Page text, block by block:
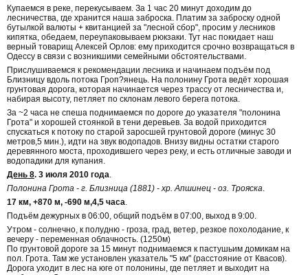
Купаемся в реке, перекусываем. За 1 час 20 минут доходим до
лесничества, где хранится наша заброска. Платим за заброску одной
бутылкой валюты + квитанцией за "лесной сбор", просим у лесников
кипятка, обедаем, переупаковываем рюкзаки. Тут нас покидает наш
верный товарищ Алексей Орлов: ему приходится срочно возвращаться в
Одессу в связи с возникшими семейными обстоятельствами.
Прислушиваемся к рекомендации лесника и начинаем подъём под
Близницу вдоль потока Гроп?янець. На полонину Грота ведёт хорошая
грунтовая дорога, которая начинается через трассу от лесничества и,
набирая высоту, петляет по склонам левого берега потока.
За ~2 часа не спеша поднимаемся по дороге до указателя "полонина
Грота" и хорошей стоянкой в тени деревьев. За водой приходится
спускаться к потоку по старой заросшей грунтовой дороге (минус 30
метров,5 мин.), идти на звук водопадов. Внизу видны остатки старого
деревянного моста, проходившего через реку, и есть отличные заводи и
водопадики для купания.
День 8. 3 июля 2010 года.
Полонина Грота - г. Близница (1881) - хр. Апшинец - оз. Трояска.
17 км, +870 м, -690 м,4,5 часа.
Подъём дежурных в 06:00, общий подъём в 07:00, выход в 9:00.
Утром - солнечно, к полудню - гроза, град, ветер, резкое похолодание, к
вечеру - переменная облачность. (1250м)
По грунтовой дороге за 15 минут поднимаемся к пастушьим домикам на
пол. Грота. Там же установлен указатель "5 км" (расстояние от Квасов).
Дорога уходит в лес на юге от полонины, где петляет и выходит на